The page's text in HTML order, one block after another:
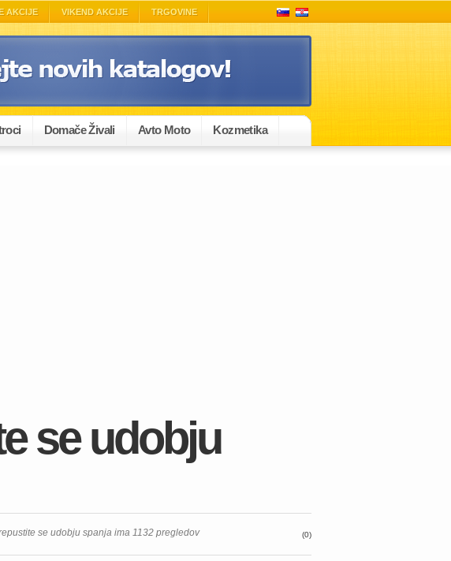
AKCIJE VIKEND AKCIJE TRGOVINE
Domače Živali Avto Moto Kozmetika
se udobju
se udobju spanja ima 1132 pregledov (0)